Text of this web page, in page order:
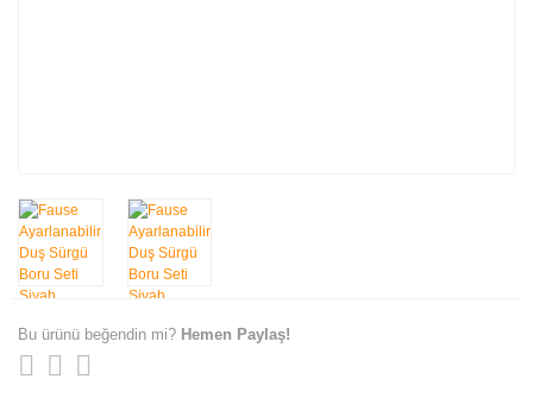
Bu ürünü beğendin mi? Hemen Paylaş!